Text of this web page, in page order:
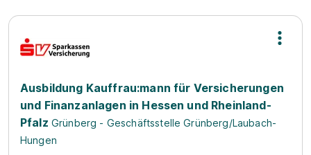
Ausbildung Kauffrau:mann für Versicherungen
und Finanzanlagen in Hessen und Rheinland-
Pfalz Grünberg - Geschäftsstelle Grünberg/Laubach-
Hungen